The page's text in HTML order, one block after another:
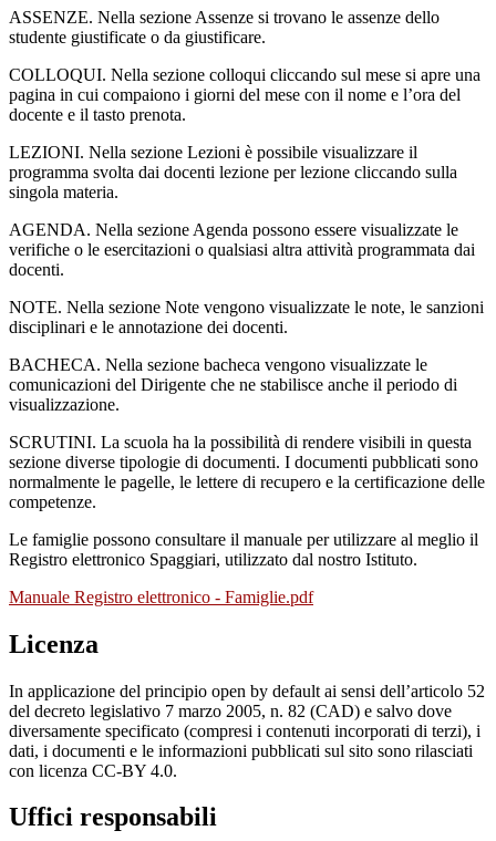
ASSENZE. Nella sezione Assenze si trovano le assenze dello
studente giustificate o da giustificare.
COLLOQUI. Nella sezione colloqui cliccando sul mese si apre una
pagina in cui compaiono i giorni del mese con il nome e l’ora del
docente e il tasto prenota.
LEZIONI. Nella sezione Lezioni è possibile visualizzare il
programma svolta dai docenti lezione per lezione cliccando sulla
singola materia.
AGENDA. Nella sezione Agenda possono essere visualizzate le
verifiche o le esercitazioni o qualsiasi altra attività programmata dai
docenti.
NOTE. Nella sezione Note vengono visualizzate le note, le sanzioni
disciplinari e le annotazione dei docenti.
BACHECA. Nella sezione bacheca vengono visualizzate le
comunicazioni del Dirigente che ne stabilisce anche il periodo di
visualizzazione.
SCRUTINI. La scuola ha la possibilità di rendere visibili in questa
sezione diverse tipologie di documenti. I documenti pubblicati sono
normalmente le pagelle, le lettere di recupero e la certificazione delle
competenze.
Le famiglie possono consultare il manuale per utilizzare al meglio il
Registro elettronico Spaggiari, utilizzato dal nostro Istituto.
Manuale Registro elettronico - Famiglie.pdf
Licenza
In applicazione del principio open by default ai sensi dell’articolo 52
del decreto legislativo 7 marzo 2005, n. 82 (CAD) e salvo dove
diversamente specificato (compresi i contenuti incorporati di terzi), i
dati, i documenti e le informazioni pubblicati sul sito sono rilasciati
con licenza CC-BY 4.0.
Uffici responsabili